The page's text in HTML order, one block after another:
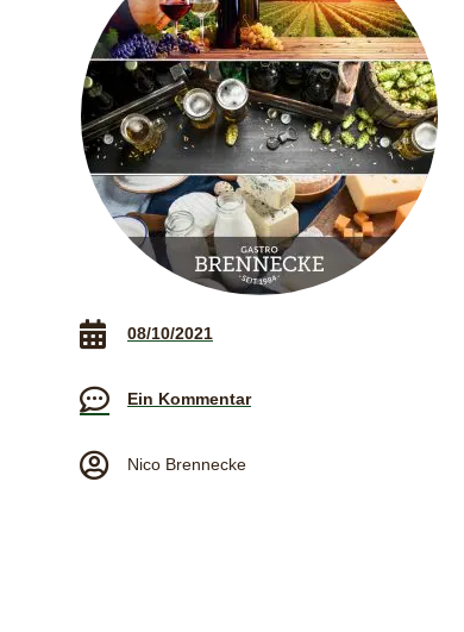
08/10/2021
Ein Kommentar
Nico Brennecke